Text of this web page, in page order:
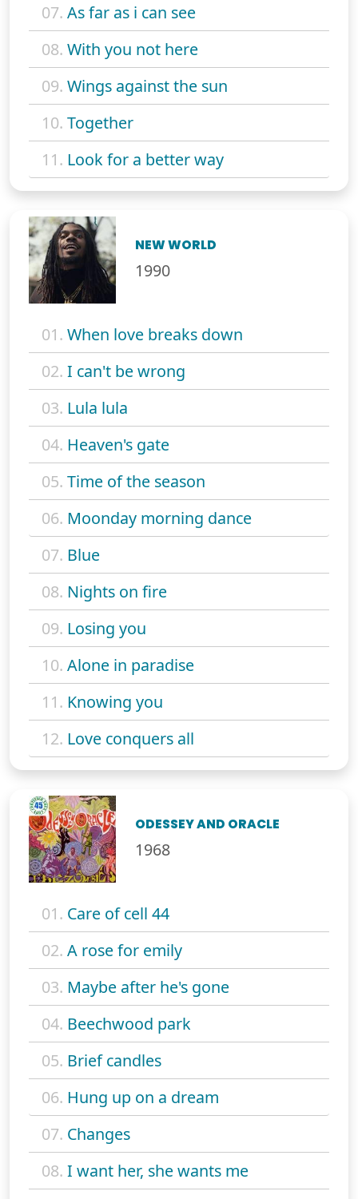
07. As far as i can see
08. With you not here
09. Wings against the sun
10. Together
11. Look for a better way
NEW WORLD
1990
01. When love breaks down
02. I can't be wrong
03. Lula lula
04. Heaven's gate
05. Time of the season
06. Moonday morning dance
07. Blue
08. Nights on fire
09. Losing you
10. Alone in paradise
11. Knowing you
12. Love conquers all
ODESSEY AND ORACLE
1968
01. Care of cell 44
02. A rose for emily
03. Maybe after he's gone
04. Beechwood park
05. Brief candles
06. Hung up on a dream
07. Changes
08. I want her, she wants me